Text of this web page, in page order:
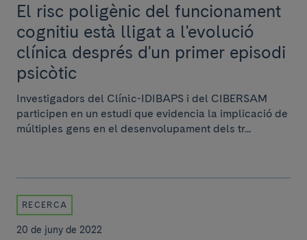
El risc poligènic del funcionament
cognitiu està lligat a l'evolució
clínica després d'un primer episodi
psicòtic
Investigadors del Clínic-IDIBAPS i del CIBERSAM
participen en un estudi que evidencia la implicació de
múltiples gens en el desenvolupament dels tr...
RECERCA
20 de juny de 2022